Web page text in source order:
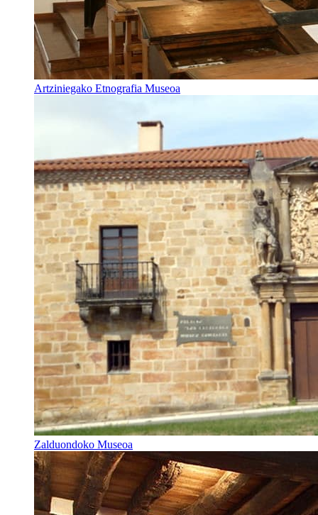
Artziniegako Etnografia Museoa
Zalduondoko Museoa